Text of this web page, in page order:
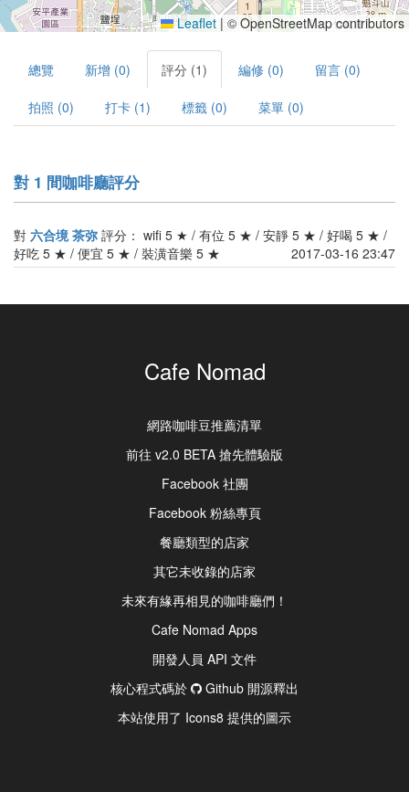
Leaflet | © OpenStreetMap contributors
總覽 新增 (0) 評分 (1) 編修 (0) 留言 (0)
拍照 (0) 打卡 (1) 標籤 (0) 菜單 (0)
對 1 間咖啡廳評分
對 六合境 茶弥 評分： wifi 5 ★ / 有位 5 ★ / 安靜 5 ★ / 好喝 5 ★ /
好吃 5 ★ / 便宜 5 ★ / 裝潢音樂 5 ★
2017-03-16 23:47
Cafe Nomad
網路咖啡豆推薦清單
前往 v2.0 BETA 搶先體驗版
Facebook 社團
Facebook 粉絲專頁
餐廳類型的店家
其它未收錄的店家
未來有緣再相見的咖啡廳們！
Cafe Nomad Apps
開發人員 API 文件
核心程式碼於
Github 開源釋出
本站使用了 Icons8 提供的圖示